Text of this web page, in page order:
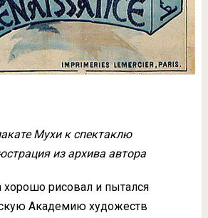
Мухи к спектаклю
из архива автора
хорошо рисовал и пытался
Академию художеств